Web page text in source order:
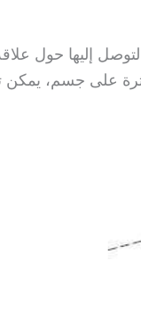
إليها حول
على جسم،